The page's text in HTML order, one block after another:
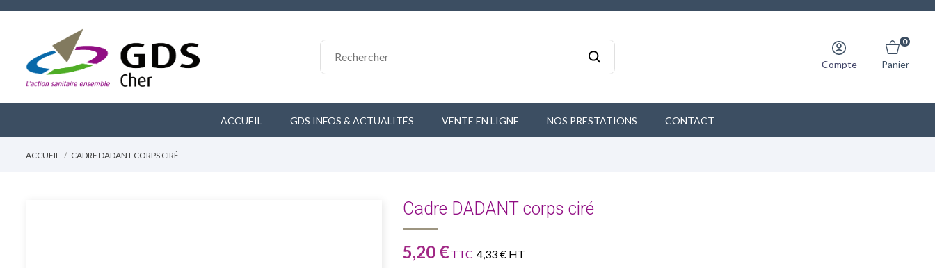
Compte Panier
0
ACCUEIL GDS INFOS & ACTUALITÉS VENTE EN LIGNE NOS PRESTATIONS CONTACT
ACCUEIL CADRE DADANT CORPS CIRÉ
Cadre DADANT corps ciré
5,20 €TTC 4,33 € HT